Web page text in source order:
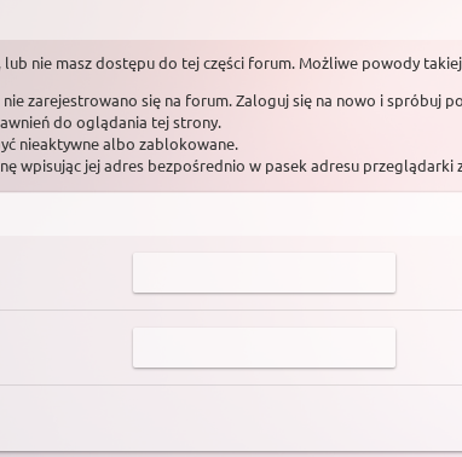
lub nie masz dostępu do tej części forum. Możliwe powody
zarejestrowano się na forum. Zaloguj się na nowo i spróbuj
do oglądania tej strony.
nieaktywne albo zablokowane.
wpisując jej adres bezpośrednio w pasek adresu